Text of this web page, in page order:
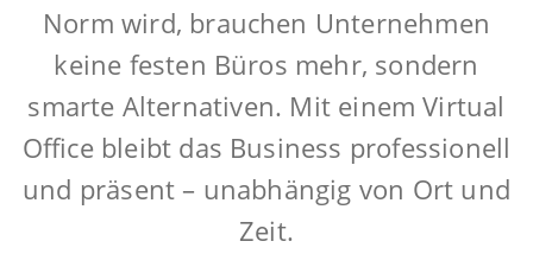
Norm wird, brauchen Unternehmen
keine festen Büros mehr, sondern
smarte Alternativen. Mit einem Virtual
Office bleibt das Business professionell
und präsent – unabhängig von Ort und
Zeit.